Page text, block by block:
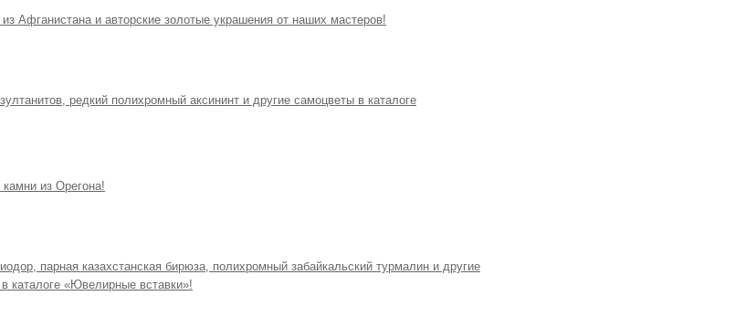
Афганистана и авторские золотые украшения от наших мастеров!
редкий полихромный аксининт и другие самоцветы в каталоге
из Орегона!
парная казахстанская бирюза, полихромный забайкальский турмалин и другие
каталоге «Ювелирные вставки»!